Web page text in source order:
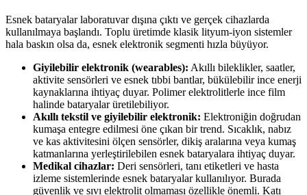
Esnek bataryalar laboratuvar dışına çıktı ve gerçek cihazlarda
kullanılmaya başlandı. Toplu üretimde klasik lityum-iyon sistemler
hala baskın olsa da, esnek elektronik segmenti hızla büyüyor.
Giyilebilir elektronik (wearables): Akıllı bileklikler, saatler,
aktivite sensörleri ve esnek tıbbi bantlar, bükülebilir ince enerji
kaynaklarına ihtiyaç duyar. Polimer elektrolitlerle ince film
halinde bataryalar üretilebiliyor.
Akıllı tekstil ve giyilebilir elektronik: Elektroniğin doğrudan
kumaşa entegre edilmesi öne çıkan bir trend. Sıcaklık, nabız
ve kas aktivitesini ölçen sensörler, dikiş aralarına veya kumaş
katmanlarına yerleştirilebilen esnek bataryalara ihtiyaç duyar.
Medikal cihazlar: Deri sensörleri, tanı etiketleri ve hasta
izleme sistemlerinde esnek bataryalar kullanılıyor. Burada
güvenlik ve sıvı elektrolit olmaması özellikle önemli. Katı